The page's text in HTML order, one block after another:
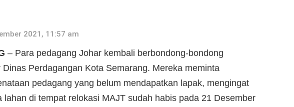
2021, 11:57 am
– Para pedagang Johar kembali berbondong-bondong
Perdagangan Kota Semarang. Mereka meminta
pedagang yang belum mendapatkan lapak, mengingat
lahan di tempat relokasi MAJT sudah habis pada 21 Desember